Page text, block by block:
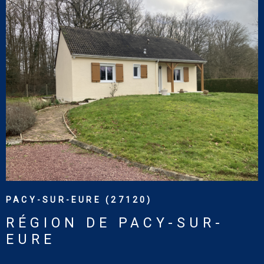
PACY-SUR-EURE (27120)
RÉGION DE PACY-SUR-
EURE
VOIR LE BIEN